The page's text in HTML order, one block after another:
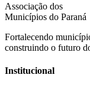
Associação dos
Municípios do Paraná
Fortalecendo
construindo o futuro
Institucional